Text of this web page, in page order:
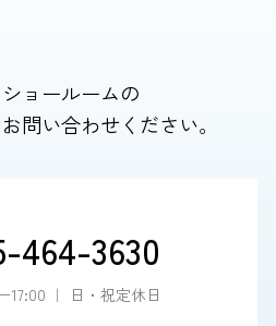
ョールームの
問い合わせください。
464-3630
17:00 ｜ 日・祝定休日